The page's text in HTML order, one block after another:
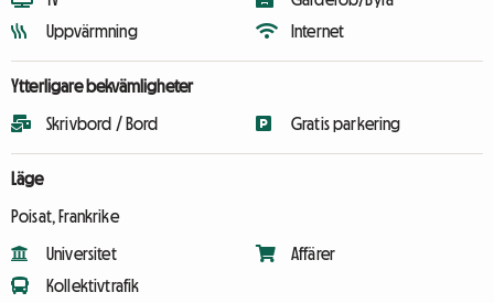
Uppvärmning
Internet
Ytterligare bekvämligheter
Skrivbord / Bord Gratis parkering
Läge
Poisat, Frankrike
Universitet
Kollektivtrafik
Affärer